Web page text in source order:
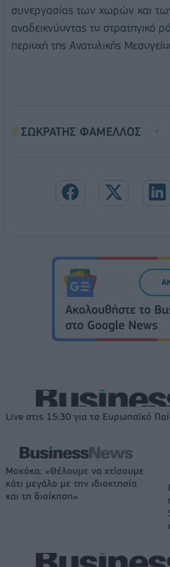
συνεργασίας των χωρών και
αναδεικνύοντας το στρατηγικό
περιοχή της Ανατολικής
ΣΩΚΡΑΤΗΣ ΦΑΜΕΛΛΟΣ
Live στις 15:30 για το Ευρωπαϊκό
Μοκόκα: «Θέλουμε να χτίσουμε
κάτι μεγάλο με την ιδιοκτησία
και τη διοίκηση»